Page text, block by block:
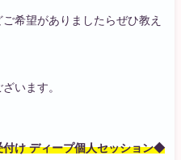
希望がありましたらぜひ教え
います。
け ディープ個人セッション◆